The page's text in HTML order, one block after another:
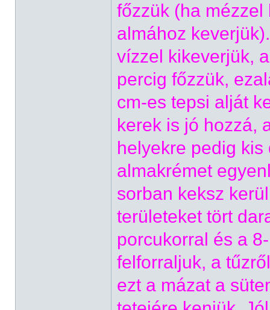
főzzük (ha
almához
vízzel kikeverjük,
percig főzzük,
cm-es tepsi alját
kerek is jó hozzá,
helyekre pedig
almakrémet
sorban keksz
területeket tört
porcukorral és a
felforraljuk, a
ezt a mázat a